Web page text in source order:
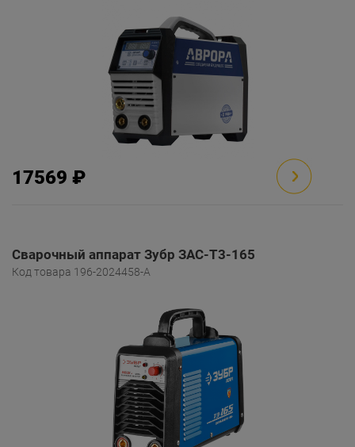
17569 ₽
Сварочный аппарат Зубр ЗАС-Т3-165
Код товара 196-2024458-A